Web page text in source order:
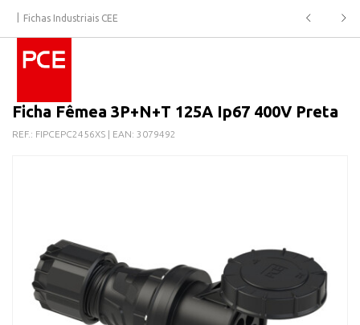
Fichas Industriais CEE
Ficha Fêmea 3P+N+T 125A Ip67 400V Preta
REF.: FIPCEPC2456XS | EAN: 3079492